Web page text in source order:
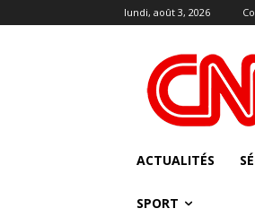
lundi, août 3, 2026
ACTUALITÉS
SPORT